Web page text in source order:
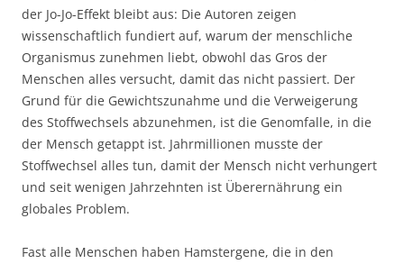
der Jo-Jo-Effekt bleibt aus: Die Autoren zeigen
wissenschaftlich fundiert auf, warum der menschliche
Organismus zunehmen liebt, obwohl das Gros der
Menschen alles versucht, damit das nicht passiert. Der
Grund für die Gewichtszunahme und die Verweigerung
des Stoffwechsels abzunehmen, ist die Genomfalle, in die
der Mensch getappt ist. Jahrmillionen musste der
Stoffwechsel alles tun, damit der Mensch nicht verhungert
und seit wenigen Jahrzehnten ist Überernährung ein
globales Problem.
Fast alle Menschen haben Hamstergene, die in den